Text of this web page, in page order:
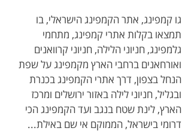
גו קמפינג, אתר הקמפינג הישראלי, בו
תמצאו בקלות אתרי קמפינג, מתחמי
גלמפינג, חניוני הלילה, חניוני קרוואנים
ואורחאנים ברחבי הארץ מקמפינג על שפת
הנחל בצפון, דרך אתרי הקמפינג בכנרת
ובגליל, חניוני לילה באזור ירושלים ומרכז
הארץ, לינת שטח בנגב ועד הקמפינג הכי
דרומי בישראל, הממוקם אי שם באילת...